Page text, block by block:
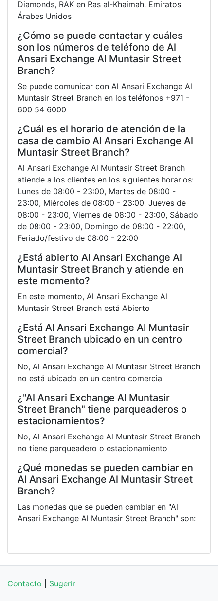
Diamonds, RAK en Ras al-Khaimah, Emiratos
Árabes Unidos
¿Cómo se puede contactar y cuáles
son los números de teléfono de Al
Ansari Exchange Al Muntasir Street
Branch?
Se puede comunicar con Al Ansari Exchange Al
Muntasir Street Branch en los teléfonos +971 -
600 54 6000
¿Cuál es el horario de atención de la
casa de cambio Al Ansari Exchange Al
Muntasir Street Branch?
Al Ansari Exchange Al Muntasir Street Branch
atiende a los clientes en los siguientes horarios:
Lunes de 08:00 - 23:00, Martes de 08:00 -
23:00, Miércoles de 08:00 - 23:00, Jueves de
08:00 - 23:00, Viernes de 08:00 - 23:00, Sábado
de 08:00 - 23:00, Domingo de 08:00 - 22:00,
Feriado/festivo de 08:00 - 22:00
¿Está abierto Al Ansari Exchange Al
Muntasir Street Branch y atiende en
este momento?
En este momento, Al Ansari Exchange Al
Muntasir Street Branch está Abierto
¿Está Al Ansari Exchange Al Muntasir
Street Branch ubicado en un centro
comercial?
No, Al Ansari Exchange Al Muntasir Street Branch
no está ubicado en un centro comercial
¿"Al Ansari Exchange Al Muntasir
Street Branch" tiene parqueaderos o
estacionamientos?
No, Al Ansari Exchange Al Muntasir Street Branch
no tiene parqueadero o estacionamiento
¿Qué monedas se pueden cambiar en
Al Ansari Exchange Al Muntasir Street
Branch?
Las monedas que se pueden cambiar en "Al
Ansari Exchange Al Muntasir Street Branch" son:
Contacto Sugerir